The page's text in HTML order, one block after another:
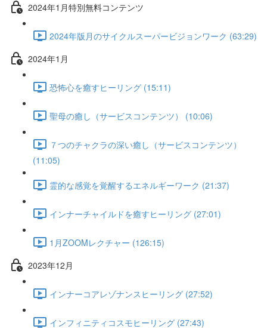
2024年1月特別無料コンテンツ
2024年版月のサイクルスーパービジョンワーク (63:29)
2024年1月
恐怖心を癒すヒーリング (15:11)
聖母の癒し（サービスコンテンツ） (10:06)
７つのチャクラの深い癒し（サービスコンテンツ）
(11:05)
霊的な感覚を覚醒するエネルギーワーク (21:37)
インナーチャイルドを癒すヒーリング (27:01)
1月ZOOMレクチャー (126:15)
2023年12月
インナーコアレゾナンスヒーリング (27:52)
インフィニティコスモヒーリング (27:43)